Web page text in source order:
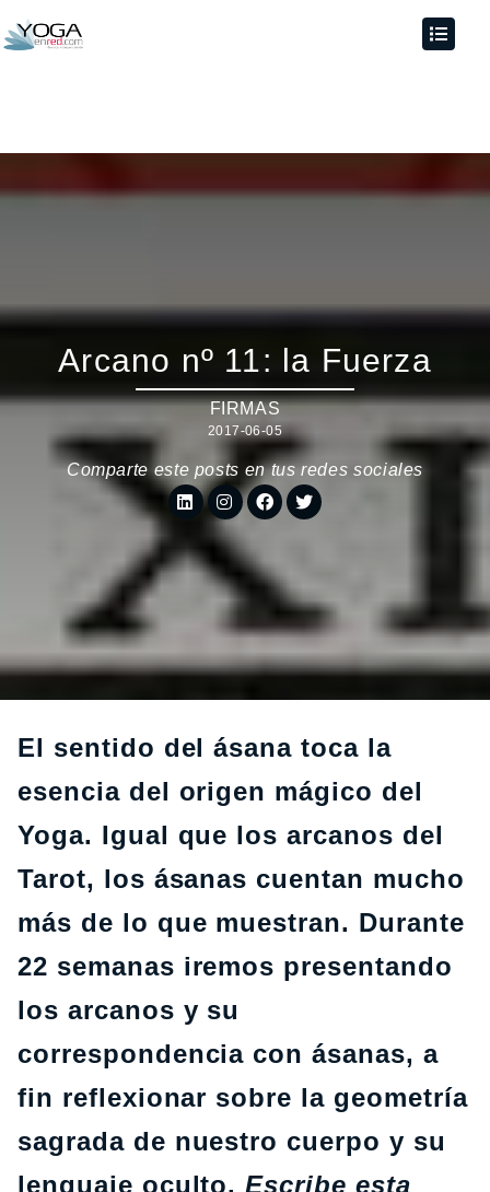
Arcano nº 11: la Fuerza
FIRMAS
2017-06-05
Comparte este posts en tus redes sociales
El sentido del ásana toca la
esencia del origen mágico del
Yoga. Igual que los arcanos del
Tarot, los ásanas cuentan mucho
más de lo que muestran. Durante
22 semanas iremos presentando
los arcanos y su
correspondencia con ásanas, a
fin reflexionar sobre la geometría
sagrada de nuestro cuerpo y su
lenguaje oculto.Escribe esta